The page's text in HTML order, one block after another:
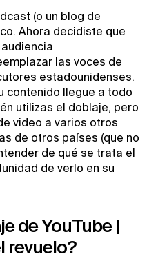
(o un blog de
Ahora decidiste que
las voces de
estadounidenses.
contenido llegue a todo
utilizas el doblaje, pero
video a varios otros
de otros países (que no
de qué se trata el
de verlo en su
de YouTube |
revuelo?